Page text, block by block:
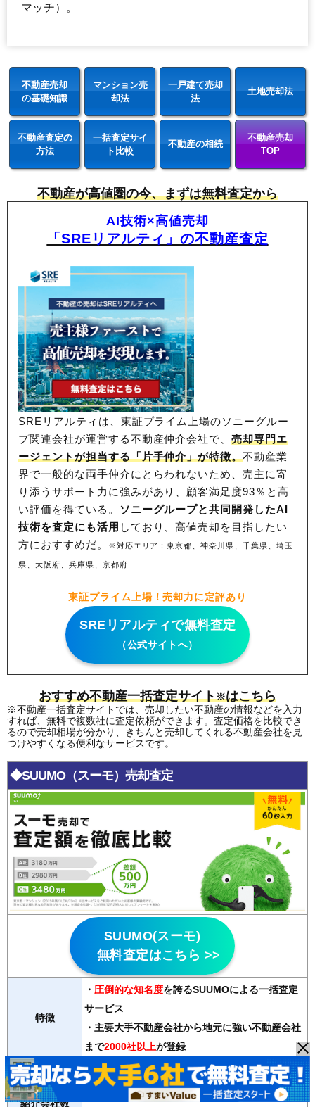
マッチ）。
不動産売却
の基礎知識
マンション売
却法
一戸建て売却
法
土地売却法
不動産査定の
方法
一括査定サイ
ト比較
不動産の相続
不動産売却
TOP
不動産が高値圏の今、まずは無料査定から
AI技術×高値売却
「SREリアルティ」の不動産査定
SREリアルティは、東証プライム上場のソニーグルー
プ関連会社が運営する不動産仲介会社で、売却専門エ
ージェントが担当する「片手仲介」が特徴。不動産業
界で一般的な両手仲介にとらわれないため、売主に寄
り添うサポート力に強みがあり、顧客満足度93％と高
い評価を得ている。 ソニーグループと共同開発したAI
技術を査定にも活用 しており、高値売却を目指したい
方におすすめだ。
※対応エリア：東京都、神奈川県、千葉県、埼玉
県、大阪府、兵庫県、京都府
東証プライム上場！売却力に定評あり
SREリアルティで無料査定
（公式サイトへ）
おすすめ不動産一括査定サイト※はこちら
※不動産一括査定サイトでは、売却したい不動産の情報などを入力
すれば、無料で複数社に査定依頼ができます。査定価格を比較でき
るので売却相場が分かり、きちんと売却してくれる不動産会社を見
つけやすくなる便利なサービスです。
◆SUUMO（スーモ）売却査定
SUUMO(スーモ)
無料査定はこちら >>
特徴
・ 圧倒的な知名度を誇るSUUMOによる一括査定
サービス
・主要大手不動産会社から地元に強い不動産会社
まで2000社以上が登録
対応物件 マンション、戸建て、土地
紹介会社数
10社（主要一括査定サイトで最多）※査定可能会社数は物